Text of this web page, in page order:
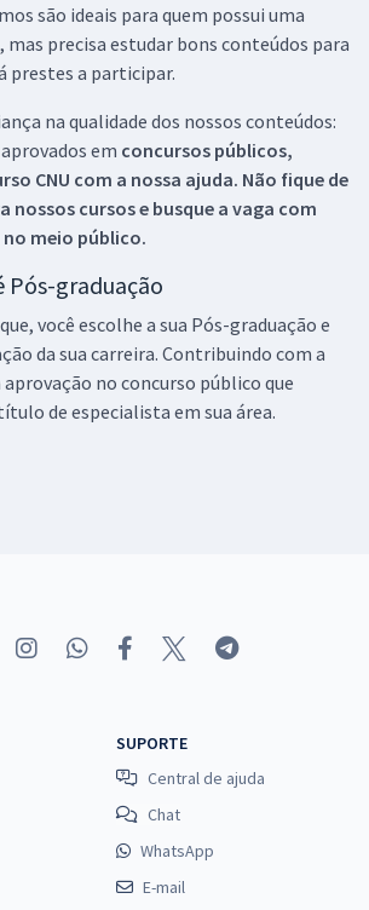
são ideais para quem possui uma
precisa estudar bons conteúdos para
prestes a participar.
na qualidade dos nossos conteúdos:
em concursos públicos,
CNU com a nossa ajuda. Não fique de
nossos cursos e busque a vaga com
meio público.
Pós-graduação
você escolhe a sua Pós-graduação e
da sua carreira. Contribuindo com a
no concurso público que
de especialista em sua área.
SUPORTE
Central de ajuda
Chat
WhatsApp
E-mail